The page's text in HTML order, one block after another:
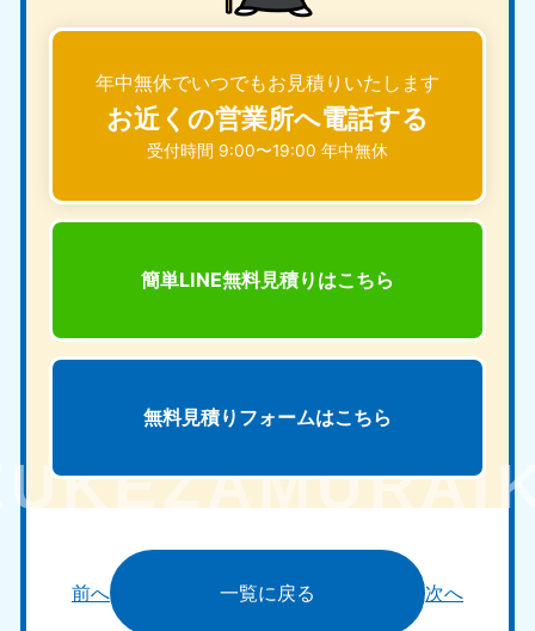
年中無休でいつでもお見積りいたします
お近くの営業所へ電話する
受付時間 9:00〜19:00 年中無休
簡単LINE無料見積りはこちら
無料見積りフォームはこちら
前へ 一覧に戻る 次へ